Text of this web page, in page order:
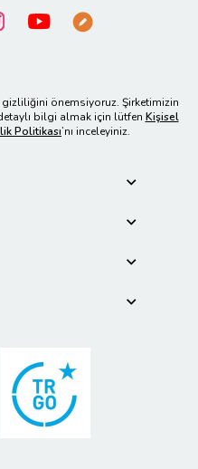
önemsiyoruz. Şirketimizin
bilgi almak için lütfen Kişisel
Politikası’nı inceleyiniz.